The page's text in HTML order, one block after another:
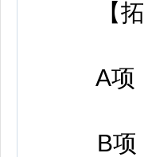
【拓
A项，
B项，